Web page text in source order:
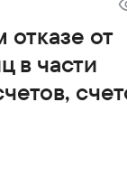
Имущество на
Закупки
ESG
от
в части